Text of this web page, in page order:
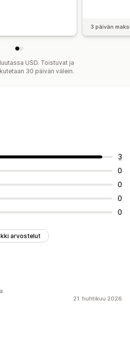
3 päivän
USD. Toistuvat ja
30 päivän välein.
3
0
0
0
0
arvostelut
21. huhtikuu 2026